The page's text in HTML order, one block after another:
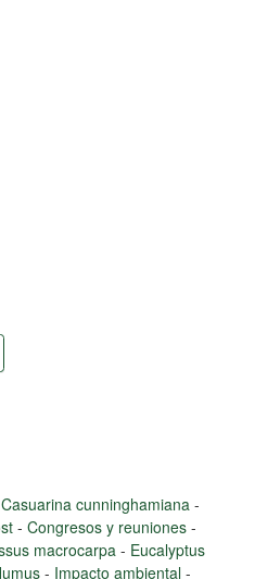
Casuarina cunninghamiana -
- Congresos y reuniones -
macrocarpa - Eucalyptus
- Impacto ambiental -